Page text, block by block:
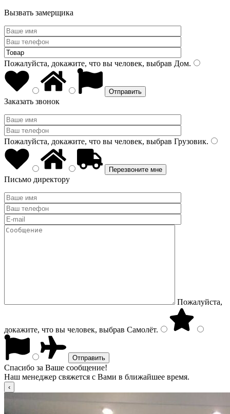
Вызвать замерщика
Пожалуйста, докажите, что вы человек, выбрав Дом.
Заказать звонок
Пожалуйста, докажите, что вы человек, выбрав Грузовик.
Письмо директору
Пожалуйста,
докажите, что вы человек, выбрав Самолёт.
Спасибо за Ваше сообщение!
Наш менеджер свяжется с Вами в ближайшее время.